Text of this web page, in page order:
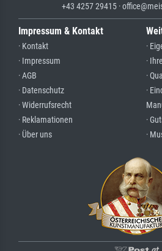
+43 4257 29415 ·
Impressum & Kontakt
· Kontakt
· Impressum
· AGB
· Datenschutz
· Widerrufsrecht
· Reklamationen
· Über uns
·
·
·
·
·
·